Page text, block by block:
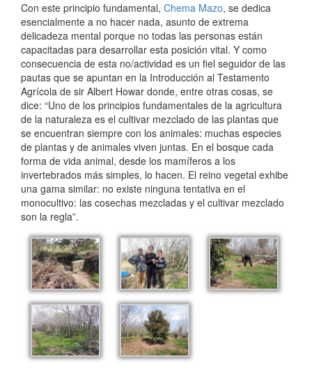
Con este principio fundamental, Chema Mazo, se dedica
esencialmente a no hacer nada, asunto de extrema
delicadeza mental porque no todas las personas están
capacitadas para desarrollar esta posición vital. Y como
consecuencia de esta no/actividad es un fiel seguidor de las
pautas que se apuntan en la Introducción al Testamento
Agrícola de sir Albert Howar donde, entre otras cosas, se
dice: “Uno de los principios fundamentales de la agricultura
de la naturaleza es el cultivar mezclado de las plantas que
se encuentran siempre con los animales: muchas especies
de plantas y de animales viven juntas. En el bosque cada
forma de vida animal, desde los mamíferos a los
invertebrados más simples, lo hacen. El reino vegetal exhibe
una gama similar: no existe ninguna tentativa en el
monocultivo: las cosechas mezcladas y el cultivar mezclado
son la regla”.